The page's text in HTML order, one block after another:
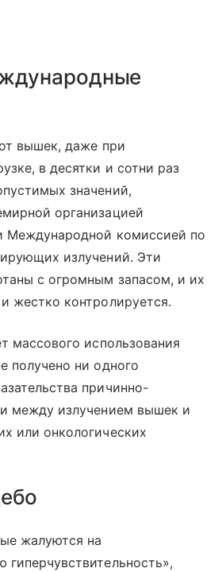
вышек, даже при
в десятки и сотни раз
значений,
организацией
Международной комиссией по
излучений. Эти
с огромным запасом, и их
жестко контролируется.
массового использования
получено ни одного
причинно-
между излучением вышек и
или онкологических
жалуются на
гиперчувствительность»,